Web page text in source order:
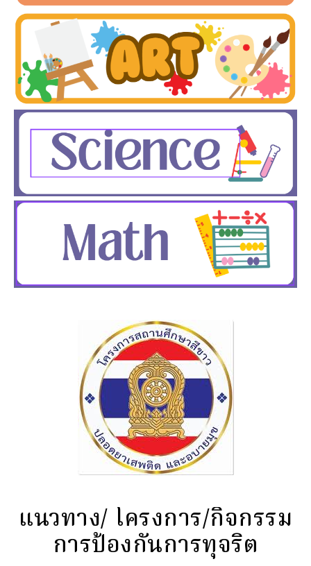
แนวทาง/ โครงการ/กิจกรรม
การป้องกันการทุจริต